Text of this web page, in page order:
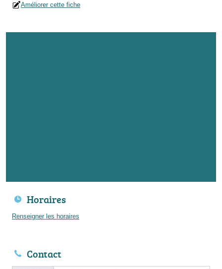
Améliorer cette fiche
Horaires
Renseigner les horaires
Contact